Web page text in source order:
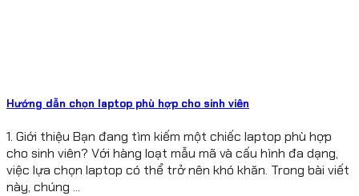
Hướng dẫn chọn laptop phù hợp cho sinh viên
1. Giới thiệu Bạn đang tìm kiếm một chiếc laptop phù hợp
cho sinh viên? Với hàng loạt mẫu mã và cấu hình đa dạng,
việc lựa chọn laptop có thể trở nên khó khăn. Trong bài viết
này, chúng ...